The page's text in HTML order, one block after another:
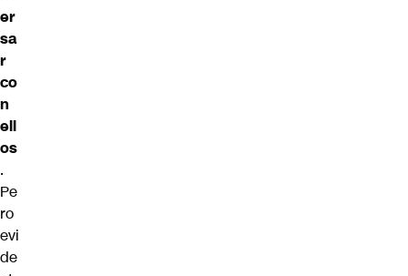
er
sa
r
co
n
ell
os
.
Pe
ro
evi
de